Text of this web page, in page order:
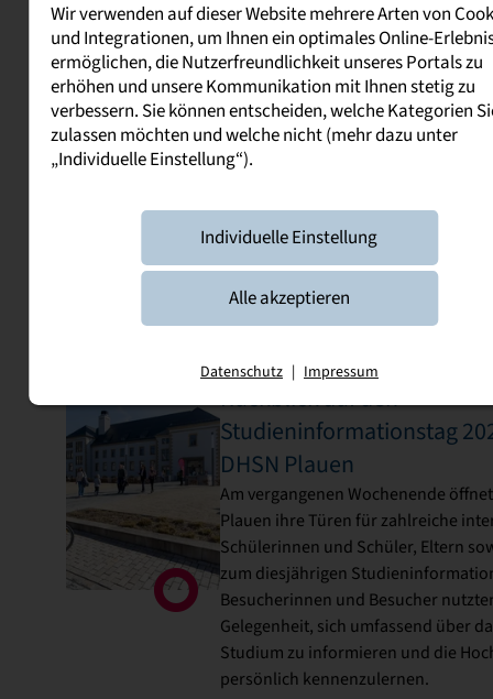
Infos aus und zum Studium
News
Dual studieren zum Anfassen:
Über 100 Schülerinnen und
Schüler entdecken Campus
Ein erlebnisreicher Tag an der DHSN in
12. März 2026
Rückblick auf den
Studieninformationstag
DHSN Plauen
Am vergangenen Wochenende
Plauen ihre Türen für zahlreiche
Schülerinnen und Schüler, Eltern
zum diesjährigen
Besucherinnen und Besucher
Gelegenheit, sich umfassend über
Studium zu informieren und die
persönlich kennenzulernen.
Wir verwenden auf dieser Website mehrere Arten von
und Integrationen, um Ihnen ein optimales Online-
ermöglichen, die Nutzerfreundlichkeit unseres Portals zu
erhöhen und unsere Kommunikation mit Ihnen stetig zu
verbessern. Sie können entscheiden, welche Kategorien
zulassen möchten und welche nicht (mehr dazu unter
„Individuelle Einstellung“).
Individuelle Einstellung
Alle akzeptieren
Datenschutz | Impressum